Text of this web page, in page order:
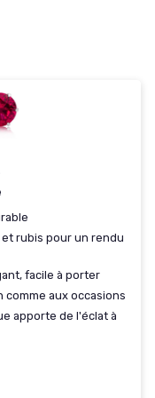
rubis pour un rendu
facile à porter
comme aux occasions
apporte de l'éclat à